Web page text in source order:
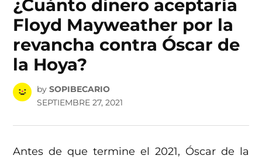
¿Cuánto dinero aceptaría
Floyd Mayweather por la
revancha contra Óscar de
la Hoya?
by SOPIBECARIO
SEPTIEMBRE 27, 2021
Antes de que termine el 2021, Óscar de la